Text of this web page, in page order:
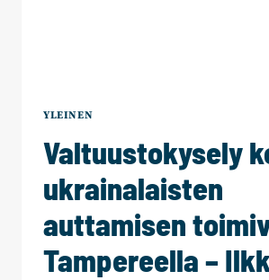
YLEINEN
Valtuustokysely
ukrainalaisten
auttamisen
Tampereella –